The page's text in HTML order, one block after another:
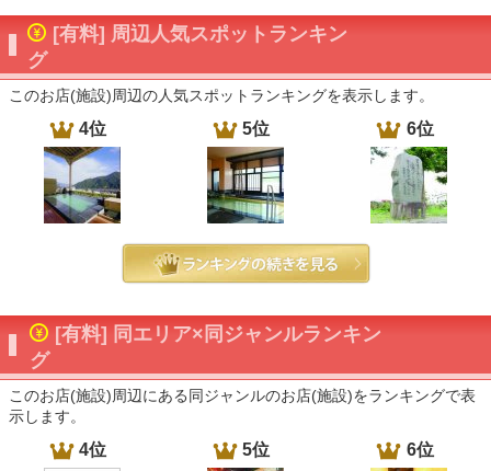
[有料] 周辺人気スポットランキン
グ
このお店(施設)周辺の人気スポットランキングを表示します。
4位 5位 6位
[有料] 同エリア×同ジャンルランキン
グ
このお店(施設)周辺にある同ジャンルのお店(施設)をランキングで表
示します。
4位 5位 6位